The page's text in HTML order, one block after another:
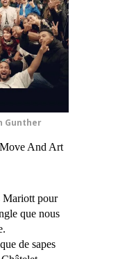
Gunther
And Art
Mariott pour
que nous
de sapes